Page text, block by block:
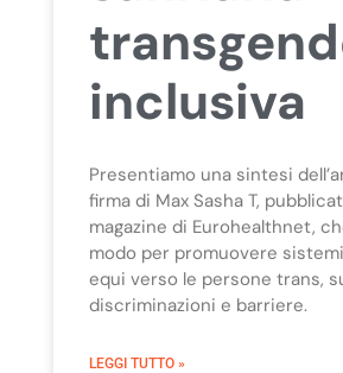
inclusiva
Presentiamo una sintesi
firma di Max Sasha T,
magazine di Eurohealthnet,
modo per promuovere
equi verso le persone trans,
discriminazioni e barriere.
LEGGI TUTTO »